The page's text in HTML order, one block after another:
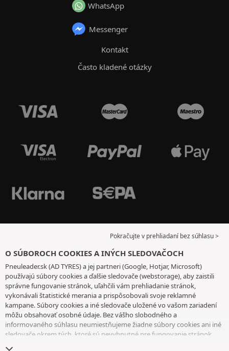
WhatsApp
Messenger
Kontakt
Často kladené otázky
Pokračujte v prehliadaní bez súhlasu >
O SÚBOROCH COOKIES A INÝCH SLEDOVAČOCH
Pneuleader.sk (AD TYRES) a jej partneri (Google, Hotjar, Microsoft)
používajú súbory cookies a ďalšie sledovače (webstorage), aby zaistili
správne fungovanie stránok, uľahčili vám prehliadanie stránok,
vykonávali štatistické merania a prispôsobovali svoje reklamné
kampane. Súbory cookies a iné sledovače uložené vo vašom zariadení
môžu obsahovať osobné údaje. Bez vášho slobodného a
informovaného súhlasu neumiestňujeme žiadne súbory cookies ani iné
sledovače okrem tých, ktoré sú nevyhnutné pre fungovanie stránok.